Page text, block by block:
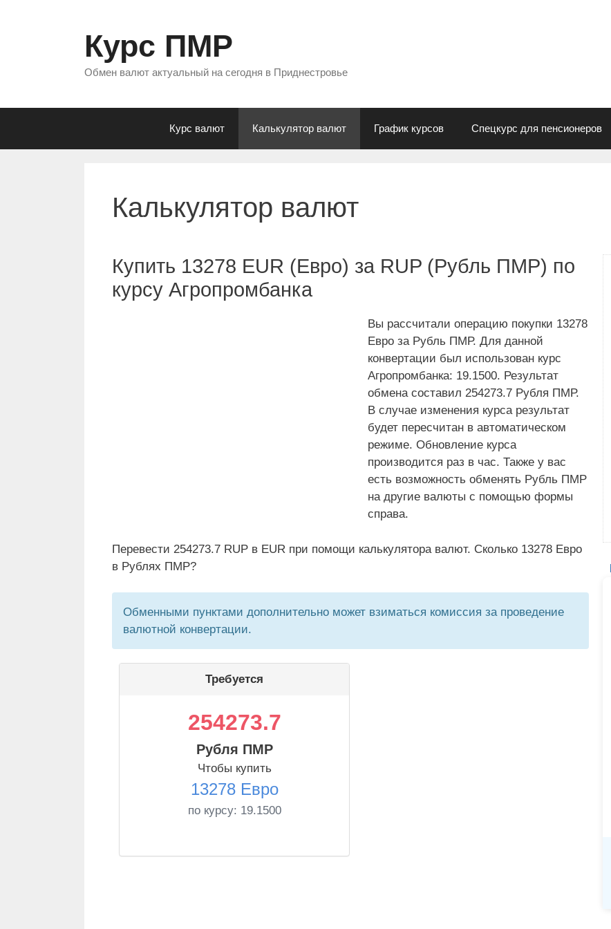
Курс ПМР
Обмен валют актуальный на сегодня в Приднестровье
Курс валют Калькулятор валют График курсов Спецкурс для пенсионеров
Калькулятор валют
Купить 13278 EUR (Евро) за RUP (Рубль ПМР) по
курсу Агропромбанка
Вы рассчитали операцию покупки 13278
Евро за Рубль ПМР. Для данной
конвертации был использован курс
Агропромбанка: 19.1500. Результат
обмена составил 254273.7 Рубля ПМР.
В случае изменения курса результат
будет пересчитан в автоматическом
режиме. Обновление курса
производится раз в час. Также у вас
есть возможность обменять Рубль ПМР
на другие валюты с помощью формы
справа.
Перевести 254273.7 RUP в EUR при помощи калькулятора валют. Сколько 13278 Евро
в Рублях ПМР?
Обменными пунктами дополнительно может взиматься комиссия за проведение
валютной конвертации.
Требуется
254273.7
Рубля ПМР
Чтобы купить
13278 Евро
по курсу: 19.1500